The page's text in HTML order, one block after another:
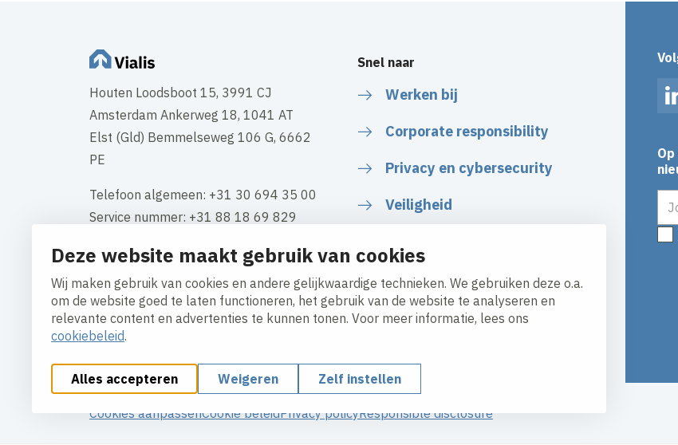
Deze website maakt gebruik van cookies
Wij maken gebruik van cookies en andere gelijkwaardige technieken. We gebruiken deze o.a.
om de website goed te laten functioneren, het gebruik van de website te analyseren en
relevante content en advertenties te kunnen tonen. Voor meer informatie, lees ons
cookiebeleid.
Alles accepteren Weigeren Zelf instellen
Houten Loodsboot 15, 3991 CJ
Amsterdam Ankerweg 18, 1041 AT
Elst (Gld) Bemmelseweg 106 G, 6662
PE
Telefoon algemeen: +31 30 694 35 00
Service nummer: +31 88 18 69 829
KVK-nummer: 34117661
BTW: NL 808549534B01
Contact
Snel naar
Werken bij
Corporate responsibility
Privacy en cybersecurity
Veiligheid
Algemene voorwaarden
Cookies aanpassenCookie beleidPrivacy policyResponsible disclosure